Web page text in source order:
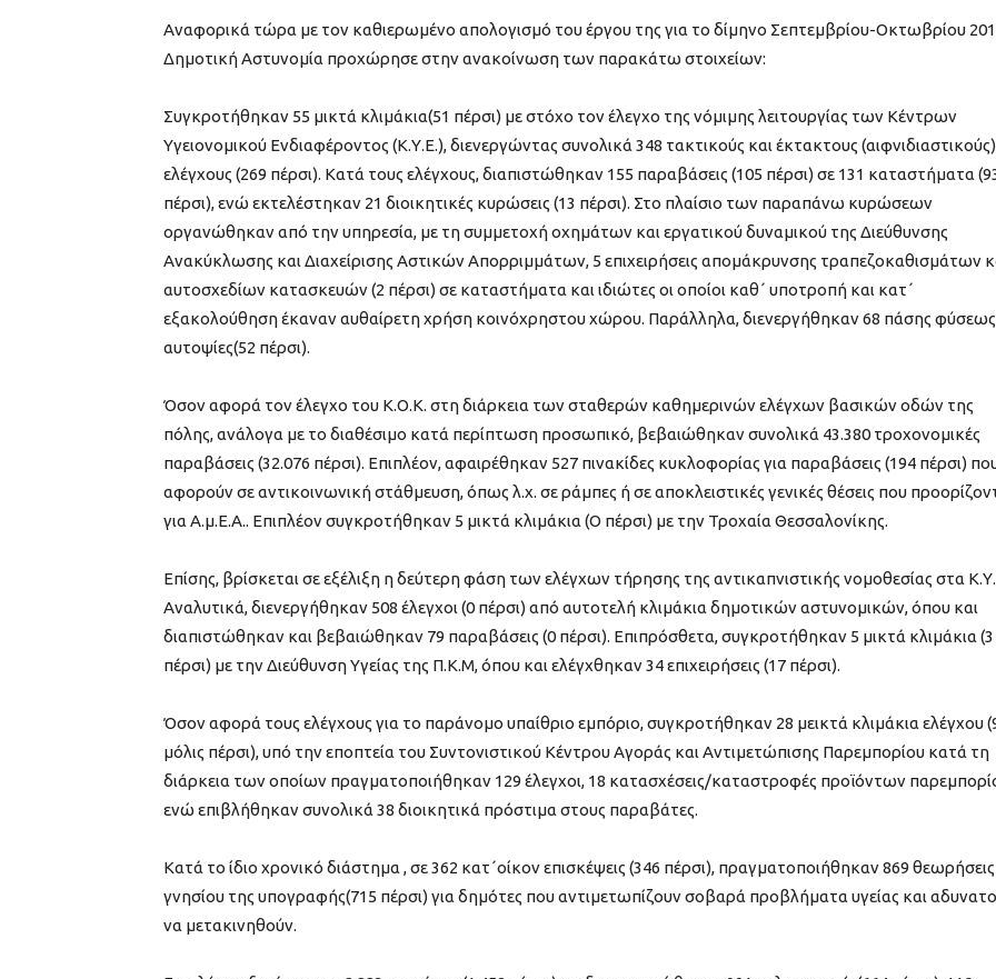
Αναφορικά τώρα με τον καθιερωμένο απολογισμό του έργου της για το δίμηνο Σεπτεμβρίου-Οκτωβρίου
Δημοτική Αστυνομία προχώρησε στην ανακοίνωση των παρακάτω στοιχείων:
Συγκροτήθηκαν 55 μικτά κλιμάκια(51 πέρσι) με στόχο τον έλεγχο της νόμιμης λειτουργίας των Κέντρων
Υγειονομικού Ενδιαφέροντος (Κ.Υ.Ε.), διενεργώντας συνολικά 348 τακτικούς και έκτακτους (αιφνιδιαστικούς)
ελέγχους (269 πέρσι). Κατά τους ελέγχους, διαπιστώθηκαν 155 παραβάσεις (105 πέρσι) σε 131 καταστήματα
πέρσι), ενώ εκτελέστηκαν 21 διοικητικές κυρώσεις (13 πέρσι). Στο πλαίσιο των παραπάνω κυρώσεων
οργανώθηκαν από την υπηρεσία, με τη συμμετοχή οχημάτων και εργατικού δυναμικού της Διεύθυνσης
Ανακύκλωσης και Διαχείρισης Αστικών Απορριμμάτων, 5 επιχειρήσεις απομάκρυνσης τραπεζοκαθισμάτων
αυτοσχεδίων κατασκευών (2 πέρσι) σε καταστήματα και ιδιώτες οι οποίοι καθ΄ υποτροπή και κατ΄
εξακολούθηση έκαναν αυθαίρετη χρήση κοινόχρηστου χώρου. Παράλληλα, διενεργήθηκαν 68 πάσης φύσεως
αυτοψίες(52 πέρσι).
Όσον αφορά τον έλεγχο του Κ.Ο.Κ. στη διάρκεια των σταθερών καθημερινών ελέγχων βασικών οδών της
πόλης, ανάλογα με το διαθέσιμο κατά περίπτωση προσωπικό, βεβαιώθηκαν συνολικά 43.380 τροχονομικές
παραβάσεις (32.076 πέρσι). Επιπλέον, αφαιρέθηκαν 527 πινακίδες κυκλοφορίας για παραβάσεις (194 πέρσι)
αφορούν σε αντικοινωνική στάθμευση, όπως λ.χ. σε ράμπες ή σε αποκλειστικές γενικές θέσεις που
για Α.μ.Ε.Α.. Επιπλέον συγκροτήθηκαν 5 μικτά κλιμάκια (Ο πέρσι) με την Τροχαία Θεσσαλονίκης.
Επίσης, βρίσκεται σε εξέλιξη η δεύτερη φάση των ελέγχων τήρησης της αντικαπνιστικής νομοθεσίας στα
Αναλυτικά, διενεργήθηκαν 508 έλεγχοι (0 πέρσι) από αυτοτελή κλιμάκια δημοτικών αστυνομικών, όπου και
διαπιστώθηκαν και βεβαιώθηκαν 79 παραβάσεις (0 πέρσι). Επιπρόσθετα, συγκροτήθηκαν 5 μικτά κλιμάκια (3
πέρσι) με την Διεύθυνση Υγείας της Π.Κ.Μ, όπου και ελέγχθηκαν 34 επιχειρήσεις (17 πέρσι).
Όσον αφορά τους ελέγχους για το παράνομο υπαίθριο εμπόριο, συγκροτήθηκαν 28 μεικτά κλιμάκια ελέγχου
μόλις πέρσι), υπό την εποπτεία του Συντονιστικού Κέντρου Αγοράς και Αντιμετώπισης Παρεμπορίου κατά τη
διάρκεια των οποίων πραγματοποιήθηκαν 129 έλεγχοι, 18 κατασχέσεις/καταστροφές προϊόντων
ενώ επιβλήθηκαν συνολικά 38 διοικητικά πρόστιμα στους παραβάτες.
Κατά το ίδιο χρονικό διάστημα , σε 362 κατ΄οίκον επισκέψεις (346 πέρσι), πραγματοποιήθηκαν 869 θεωρήσεις
γνησίου της υπογραφής(715 πέρσι) για δημότες που αντιμετωπίζουν σοβαρά προβλήματα υγείας και
να μετακινηθούν.